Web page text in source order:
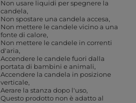
Non usare liquidi per spegnere la
candela
Non spostare una candela accesa
Non mettere le candele vicino a una
fonte di calore
Non mettere le candele in correnti
d'aria
Accendere le candele fuori dalla
portata di bambini e animali
Accendere la candela in posizione
verticale
Aerare la stanza dopo l'uso
Questo prodotto non è adatto al